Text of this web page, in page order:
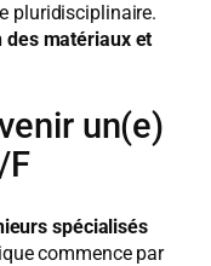
pluridisciplinaire.
des matériaux et
un(e)
F
spécialisés
commence par